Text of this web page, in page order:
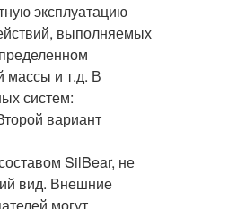
эксплуатацию
выполняемых
массы и т.д. В
систем:
вариант
SilBear, не
вид. Внешние